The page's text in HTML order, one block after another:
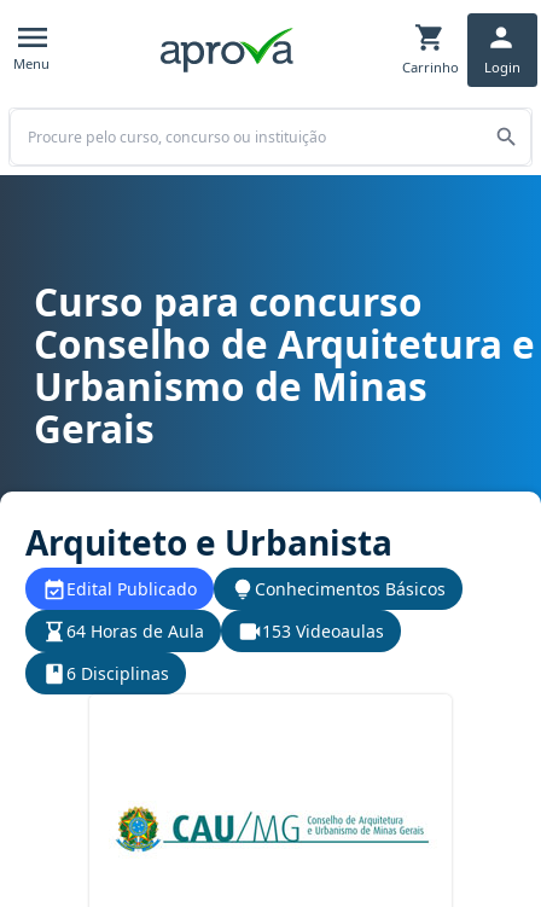
Menu Carrinho Login
Buscar
Curso para concurso CAU MG - Conselho de Arquitetura e
Curso para concurso
Conselho de Arquitetura e
Urbanismo de Minas
Gerais
Arquiteto e Urbanista
Edital Publicado
Conhecimentos Básicos
64 Horas de Aula
153 Videoaulas
6 Disciplinas